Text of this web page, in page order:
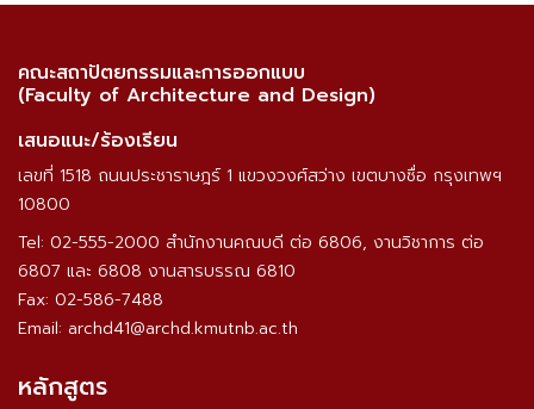
คณะสถาปัตยกรรมและการออกแบบ
(Faculty of Architecture and Design)
เสนอแนะ/ร้องเรียน
เลขที่ 1518 ถนนประชาราษฎร์ 1 แขวงวงศ์สว่าง เขตบางซื่อ กรุงเทพฯ
10800
Tel: 02-555-2000 สำนักงานคณบดี ต่อ 6806, งานวิชาการ ต่อ
6807 และ 6808 งานสารบรรณ 6810
Fax: 02-586-7488
Email: archd41@archd.kmutnb.ac.th
หลักสูตร